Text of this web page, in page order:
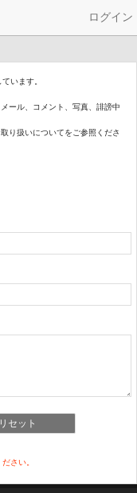
ログイン
います。
ール、コメント、写真、誹謗中
り扱いについてをご参照くださ
さい。